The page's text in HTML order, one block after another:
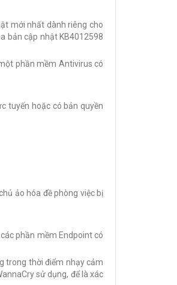
mới nhất dành riêng cho
bản cập nhật KB4012598
phần mềm Antivirus có
tuyến hoặc có bản quyền
ảo hóa đề phòng việc bị
phần mềm Endpoint có
trong thời điểm nhạy cảm
sử dụng, để là xác